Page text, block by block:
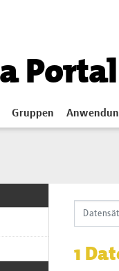
Gruppen
1